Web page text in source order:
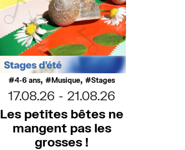
4-6 ans, Musique, Stages
17.08.26
21.08.26
Les petites bêtes ne
mangent pas les
grosses !